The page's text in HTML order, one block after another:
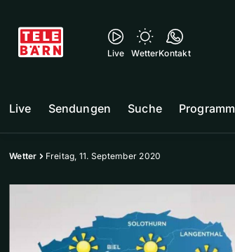
Live WetterKontakt
Live Sendungen Suche Programm
Wetter Freitag, 11. September 2020